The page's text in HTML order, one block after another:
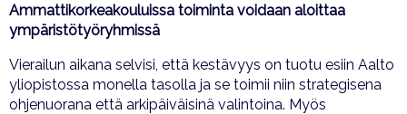
Ammattikorkeakouluissa toiminta voidaan aloittaa
ympäristötyöryhmissä
Vierailun aikana selvisi, että kestävyys on tuotu esiin Aalto
yliopistossa monella tasolla ja se toimii niin strategisena
ohjenuorana että arkipäiväisinä valintoina. Myös